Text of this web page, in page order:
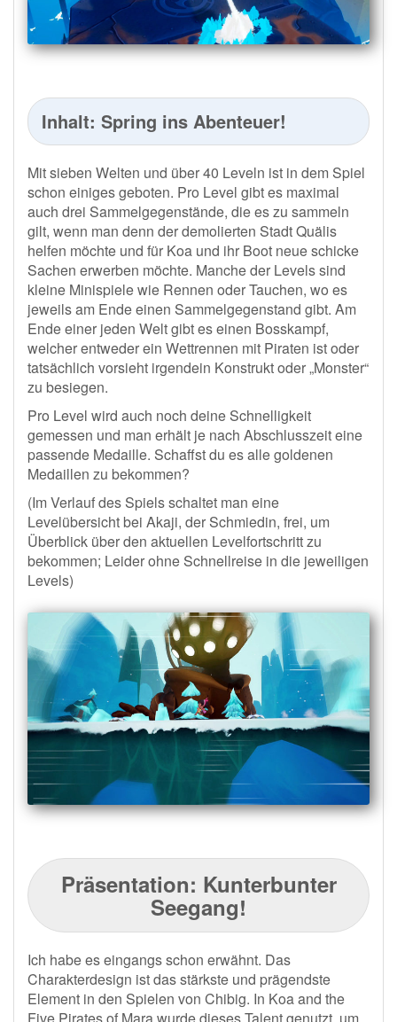
Inhalt: Spring ins Abenteuer!
Mit sieben Welten und über 40 Leveln ist in dem Spiel
schon einiges geboten. Pro Level gibt es maximal
auch drei Sammelgegenstände, die es zu sammeln
gilt, wenn man denn der demolierten Stadt Quälis
helfen möchte und für Koa und ihr Boot neue schicke
Sachen erwerben möchte. Manche der Levels sind
kleine Minispiele wie Rennen oder Tauchen, wo es
jeweils am Ende einen Sammelgegenstand gibt. Am
Ende einer jeden Welt gibt es einen Bosskampf,
welcher entweder ein Wettrennen mit Piraten ist oder
tatsächlich vorsieht irgendein Konstrukt oder „Monster“
zu besiegen.
Pro Level wird auch noch deine Schnelligkeit
gemessen und man erhält je nach Abschlusszeit eine
passende Medaille. Schaffst du es alle goldenen
Medaillen zu bekommen?
(Im Verlauf des Spiels schaltet man eine
Levelübersicht bei Akaji, der Schmiedin, frei, um
Überblick über den aktuellen Levelfortschritt zu
bekommen; Leider ohne Schnellreise in die jeweiligen
Levels)
Präsentation: Kunterbunter
Seegang!
Ich habe es eingangs schon erwähnt. Das
Charakterdesign ist das stärkste und prägendste
Element in den Spielen von Chibig. In Koa and the